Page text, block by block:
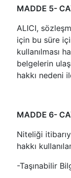
MADDE 5-
ALICI,
için bu süre
kullanılması
belgelerin
hakkı nedeni
MADDE 6-
Niteliği
hakkı
-Taşınabilir